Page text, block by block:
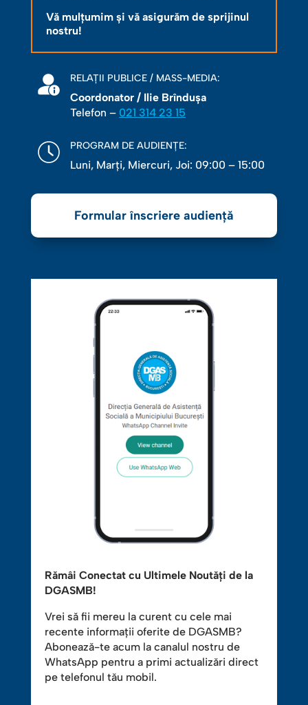
Vă mulțumim și vă asigurăm de sprijinul
nostru!
RELAȚII PUBLICE / MASS-MEDIA:
Coordonator / Ilie Brîndușa
Telefon – 021 314 23 15
PROGRAM DE AUDIENȚE:
Luni, Marţi, Miercuri, Joi: 09:00 – 15:00
Formular înscriere audiență
Rămâi Conectat cu Ultimele Noutăți de la
DGASMB!
Vrei să fii mereu la curent cu cele mai
recente informații oferite de DGASMB?
Abonează-te acum la canalul nostru de
WhatsApp pentru a primi actualizări direct
pe telefonul tău mobil.